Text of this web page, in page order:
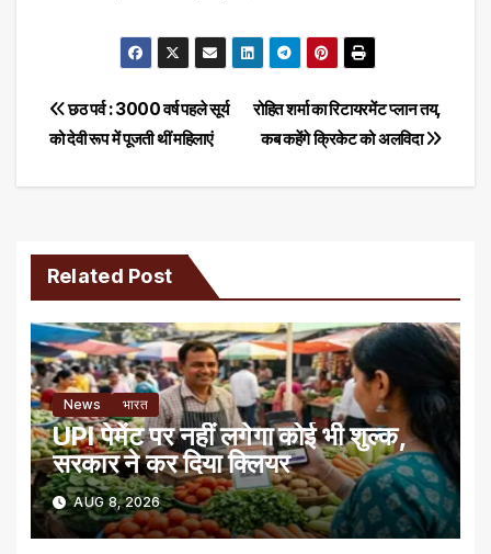
Post
navigation
रोहित शर्मा का रिटायरमेंट प्लान तय,
कब कहेंगे क्रिकेट को अलविदा
छठ पर्व : 3000 वर्ष पहले सूर्य
को देवी रूप में पूजती थीं महिलाएं
Related Post
News भारत
UPI पेमेंट पर नहीं लगेगा कोई भी शुल्क,
सरकार ने कर दिया क्लियर
AUG 8, 2026